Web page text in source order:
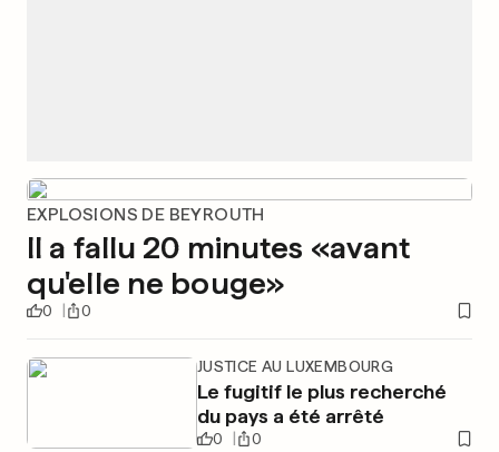
EXPLOSIONS DE BEYROUTH
Il a fallu 20 minutes «avant
qu'elle ne bouge»
0 0
JUSTICE AU LUXEMBOURG
Le fugitif le plus recherché
du pays a été arrêté
0 0